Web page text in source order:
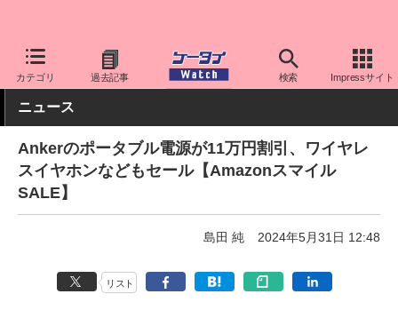
カテゴリ 過去記事 検索 Impressサイト
ケータイ Watch アプリ・サービス 決済/金融
ニュース
Ankerのポータブル電源が11万円割引、ワイヤレ
スイヤホンなどもセール【Amazonスマイル
SALE】
島田 純 2024年5月31日 12:48
リスト